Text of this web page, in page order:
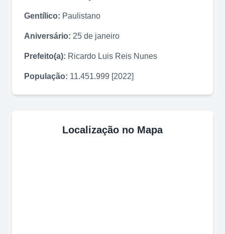
Gentílico: Paulistano
Aniversário: 25 de janeiro
Prefeito(a): Ricardo Luis Reis Nunes
População: 11.451.999 [2022]
Localização no Mapa